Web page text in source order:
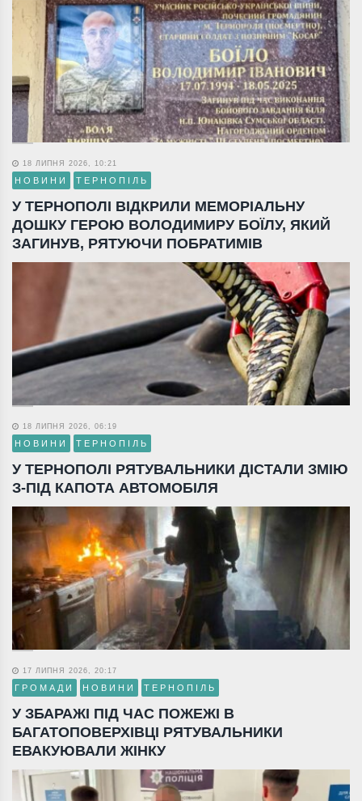
18 ЛИПНЯ 2026, 10:21
НОВИНИ ТЕРНОПІЛЬ
У ТЕРНОПОЛІ ВІДКРИЛИ МЕМОРІАЛЬНУ
ДОШКУ ГЕРОЮ ВОЛОДИМИРУ БОЇЛУ, ЯКИЙ
ЗАГИНУВ, РЯТУЮЧИ ПОБРАТИМІВ
18 ЛИПНЯ 2026, 06:19
НОВИНИ ТЕРНОПІЛЬ
У ТЕРНОПОЛІ РЯТУВАЛЬНИКИ ДІСТАЛИ ЗМІЮ
З-ПІД КАПОТА АВТОМОБІЛЯ
17 ЛИПНЯ 2026, 20:17
ГРОМАДИ НОВИНИ ТЕРНОПІЛЬ
У ЗБАРАЖІ ПІД ЧАС ПОЖЕЖІ В
БАГАТОПОВЕРХІВЦІ РЯТУВАЛЬНИКИ
ЕВАКУЮВАЛИ ЖІНКУ